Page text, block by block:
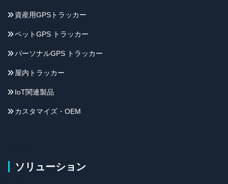
資産用GPSトラッカー
ペットGPS トラッカー
パーソナルGPS トラッカー
屋内トラッカー
IoT関連製品
カスタマイズ・OEM
ソリューション